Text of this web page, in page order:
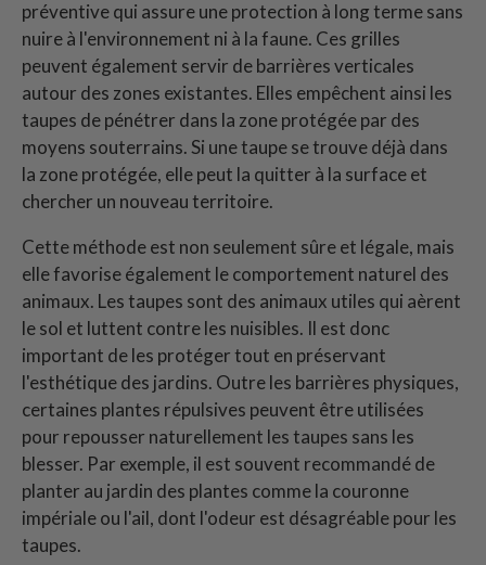
préventive qui assure une protection à long terme sans
nuire à l'environnement ni à la faune. Ces grilles
peuvent également servir de barrières verticales
autour des zones existantes. Elles empêchent ainsi les
taupes de pénétrer dans la zone protégée par des
moyens souterrains. Si une taupe se trouve déjà dans
la zone protégée, elle peut la quitter à la surface et
chercher un nouveau territoire.
Cette méthode est non seulement sûre et légale, mais
elle favorise également le comportement naturel des
animaux. Les taupes sont des animaux utiles qui aèrent
le sol et luttent contre les nuisibles. Il est donc
important de les protéger tout en préservant
l'esthétique des jardins. Outre les barrières physiques,
certaines plantes répulsives peuvent être utilisées
pour repousser naturellement les taupes sans les
blesser. Par exemple, il est souvent recommandé de
planter au jardin des plantes comme la couronne
impériale ou l'ail, dont l'odeur est désagréable pour les
taupes.